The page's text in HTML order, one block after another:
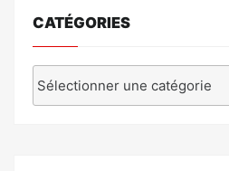
CATÉGORIES